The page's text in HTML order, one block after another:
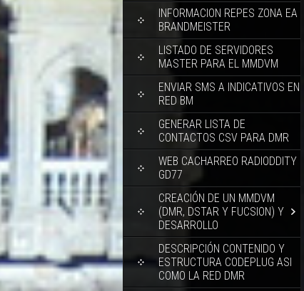
INFORMACION REPES ZONA EA
BRANDMEISTER
LISTADO DE SERVIDORES
MASTER PARA EL MMDVM
ENVIAR SMS A INDICATIVOS EN
RED BM
GENERAR LISTA DE
CONTACTOS CSV PARA DMR
WEB CACHARREO RADIODDITY
GD77
CREACIÓN DE UN MMDVM
(DMR, DSTAR Y FUCSION) Y
DESARROLLO
DESCRIPCIÓN CONTENIDO Y
ESTRUCTURA CODEPLUG ASI
COMO LA RED DMR